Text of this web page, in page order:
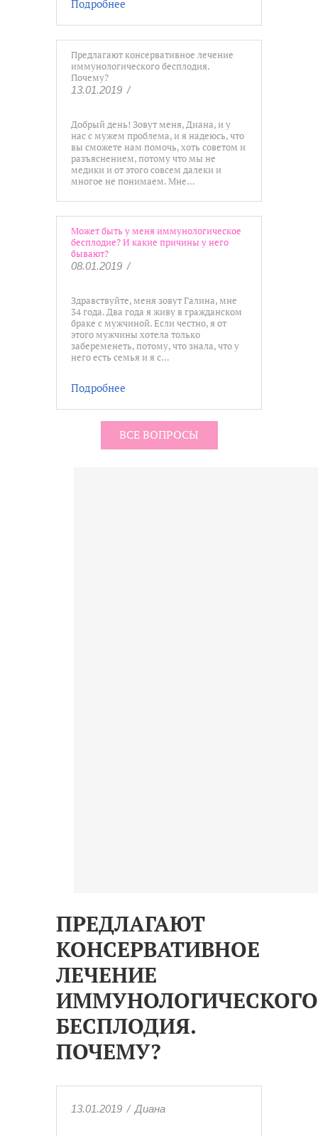
Подробнее
Предлагают консервативное лечение
иммунологического бесплодия.
Почему?
13.01.2019 /
Добрый день! Зовут меня, Диана, и у
нас с мужем проблема, и я надеюсь, что
вы сможете нам помочь, хоть советом и
разъяснением, потому что мы не
медики и от этого совсем далеки и
многое не понимаем. Мне…
Может быть у меня иммунологическое
бесплодие? И какие причины у него
бывают?
08.01.2019 /
Здравствуйте, меня зовут Галина, мне
34 года. Два года я живу в гражданском
браке с мужчиной. Если честно, я от
этого мужчины хотела только
забеременеть, потому, что знала, что у
него есть семья и я с…
Подробнее
ВСЕ ВОПРОСЫ
ПРЕДЛАГАЮТ
КОНСЕРВАТИВНОЕ
ЛЕЧЕНИЕ
ИММУНОЛОГИЧЕСКОГО
БЕСПЛОДИЯ.
ПОЧЕМУ?
13.01.2019 / Диана